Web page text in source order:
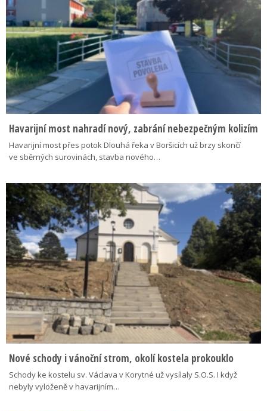
Havarijní most nahradí nový, zabrání nebezpečným kolizím
Havarijní most přes potok Dlouhá řeka v Boršicích už brzy skončí
ve sběrných surovinách, stavba nového…
Nové schody i vánoční strom, okolí kostela prokouklo
Schody ke kostelu sv. Václava v Korytné už vysílaly S.O.S. I když
nebyly vyloženě v havarijním…